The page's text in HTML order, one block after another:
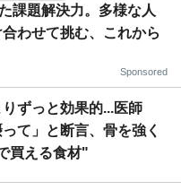
課題解決力。多様な人
わせて挑む、これから
Sponsored
りずっと効果的...医師
って」と断言、骨を強く
買える食材"